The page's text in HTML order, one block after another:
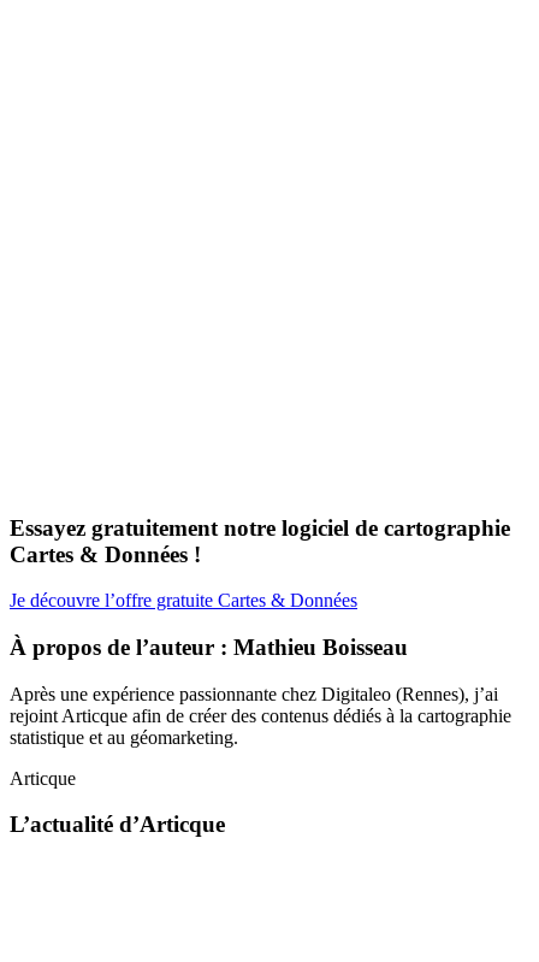
Essayez gratuitement notre logiciel de cartographie
Cartes & Données !
Je découvre l’offre gratuite Cartes & Données
À propos de l’auteur : Mathieu Boisseau
Après une expérience passionnante chez Digitaleo (Rennes), j’ai
rejoint Articque afin de créer des contenus dédiés à la cartographie
statistique et au géomarketing.
Articque
L’actualité d’Articque